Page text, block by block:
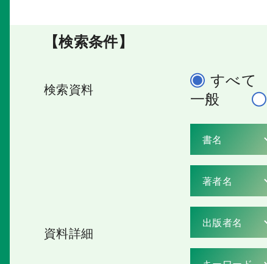
【検索条件】
検索資料
すべて
一般
資料詳細